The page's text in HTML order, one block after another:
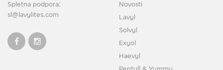
Spletna podpora:
sl@lavylites.com
Novosti
Lavyl
Solvyl
Exyol
Haevyl